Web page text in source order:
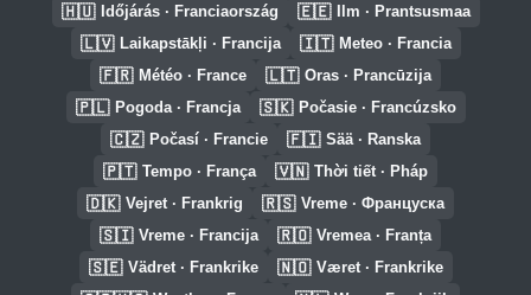
🇭🇺 Időjárás · Franciaország 🇪🇪 Ilm · Prantsusmaa
🇱🇻 Laikapstākļi · Francija 🇮🇹 Meteo · Francia
🇫🇷 Météo · France 🇱🇹 Oras · Prancūzija
🇵🇱 Pogoda · Francja 🇸🇰 Počasie · Francúzsko
🇨🇿 Počasí · Francie 🇫🇮 Sää · Ranska
🇵🇹 Tempo · França 🇻🇳 Thời tiết · Pháp
🇩🇰 Vejret · Frankrig 🇷🇸 Vreme · Француска
🇸🇮 Vreme · Francija 🇷🇴 Vremea · Franța
🇸🇪 Vädret · Frankrike 🇳🇴 Været · Frankrike